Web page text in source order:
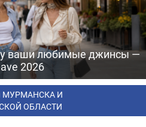
ваши любимые джинсы —
2026
МУРМАНСКА И
ОБЛАСТИ